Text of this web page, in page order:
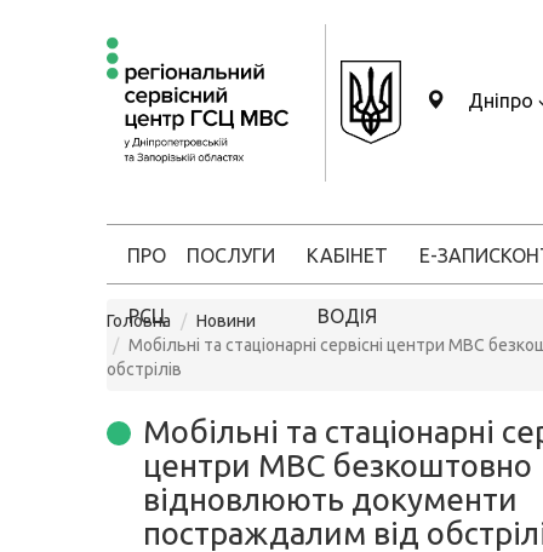
Дніпро
ПРО
РСЦ
ПОСЛУГИ КАБІНЕТ
ВОДІЯ
Е-ЗАПИС
Головна
Новини
Мобільні та стаціонарні сервісні центри МВС
обстрілів
Мобільні та стаціонарні
центри МВС безкоштовно
відновлюють документи
постраждалим від